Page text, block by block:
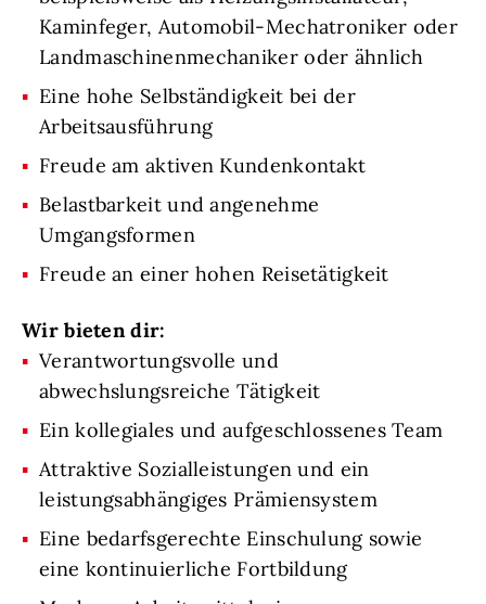
Kaminfeger, Automobil-Mechatroniker oder
Landmaschinenmechaniker oder ähnlich
Eine hohe Selbständigkeit bei der
Arbeitsausführung
Freude am aktiven Kundenkontakt
Belastbarkeit und angenehme
Umgangsformen
Freude an einer hohen Reisetätigkeit
Wir bieten dir:
Verantwortungsvolle und
abwechslungsreiche Tätigkeit
Ein kollegiales und aufgeschlossenes Team
Attraktive Sozialleistungen und ein
leistungsabhängiges Prämiensystem
Eine bedarfsgerechte Einschulung sowie
eine kontinuierliche Fortbildung